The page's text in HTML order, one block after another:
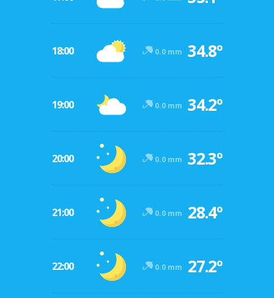
18:00 0.0 mm 34.8º
19:00 0.0 mm 34.2º
20:00 0.0 mm 32.3º
21:00 0.0 mm 28.4º
22:00 0.0 mm 27.2º